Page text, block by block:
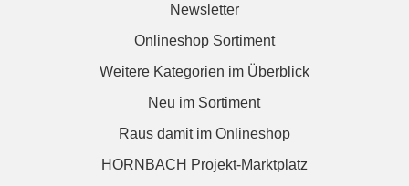
Newsletter
Onlineshop Sortiment
Weitere Kategorien im Überblick
Neu im Sortiment
Raus damit im Onlineshop
HORNBACH Projekt-Marktplatz